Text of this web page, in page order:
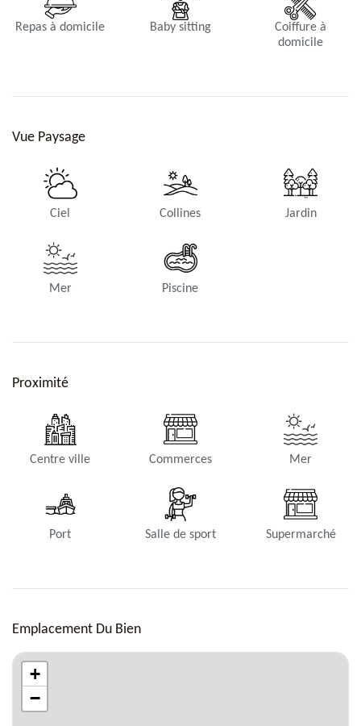
Repas à domicile Baby sitting
Coiffure à
domicile
Vue Paysage
Ciel Collines Jardin
Mer Piscine
Proximité
Centre ville Commerces Mer
Port Salle de sport Supermarché
Emplacement Du Bien
+
−